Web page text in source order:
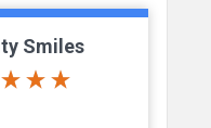
Smiles